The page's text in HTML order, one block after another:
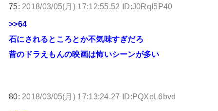
75: 2018/03/05(月) 17:12:55.52 ID:J0RqI5P40
>>64
石にされるところとか不気味すぎだろ
昔のドラえもんの映画は怖いシーンが多い
80: 2018/03/05(月) 17:13:24.27 ID:PQXoL6bvd